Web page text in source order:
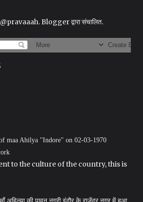
Bloggerद्वारा संचालित.
maa Ahilya "Indore" on 02-03-1970
to the culture of the country, this is